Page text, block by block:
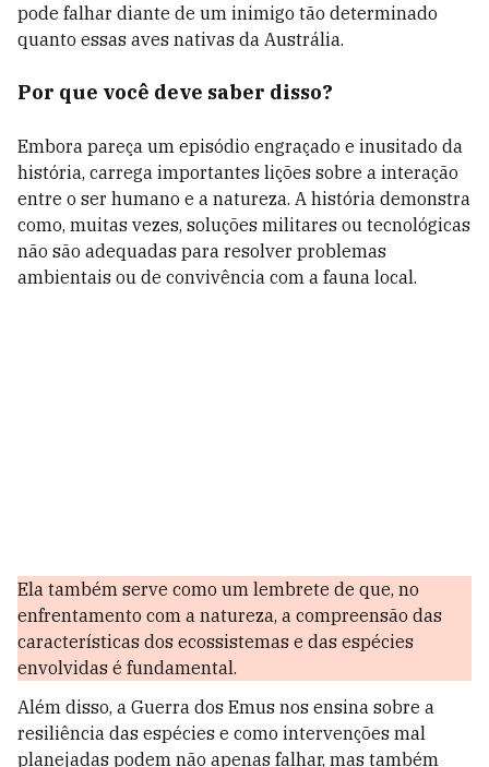
pode falhar diante de um inimigo tão determinado
quanto essas aves nativas da Austrália.
Por que você deve saber disso?
Embora pareça um episódio engraçado e inusitado da
história, carrega importantes lições sobre a interação
entre o ser humano e a natureza. A história demonstra
como, muitas vezes, soluções militares ou tecnológicas
não são adequadas para resolver problemas
ambientais ou de convivência com a fauna local.
Ela também serve como um lembrete de que, no
enfrentamento com a natureza, a compreensão das
características dos ecossistemas e das espécies
envolvidas é fundamental.
Além disso, a Guerra dos Emus nos ensina sobre a
resiliência das espécies e como intervenções mal
planejadas podem não apenas falhar, mas também